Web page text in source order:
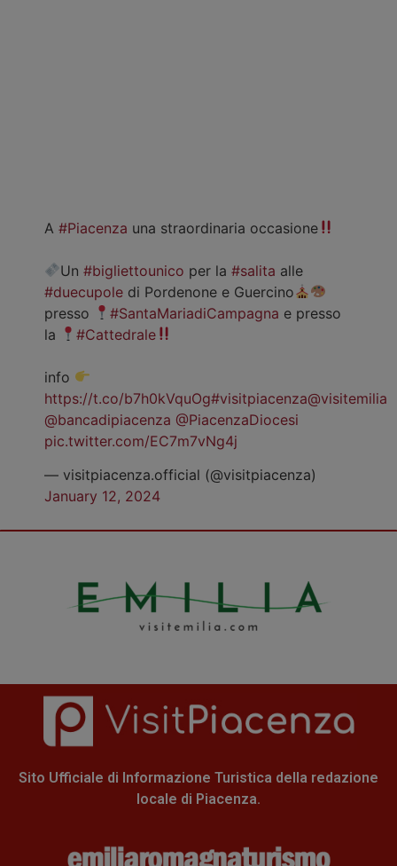
A #Piacenza una straordinaria occasione
Un#bigliettounico per la#salita alle
#duecupole di Pordenone e Guercino
presso
#SantaMariadiCampagna e presso
la
#Cattedrale
info
https://t.co/b7h0kVquOg#visitpiacenza@visitemilia
@bancadipiacenza @PiacenzaDiocesi
pic.twitter.com/EC7m7vNg4j
— visitpiacenza.official (@visitpiacenza)
January 12, 2024
Sito Ufficiale di Informazione Turistica della redazione
locale di Piacenza.